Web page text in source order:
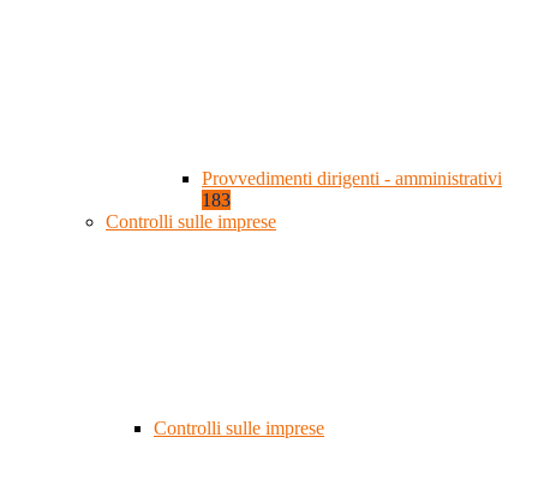
Provvedimenti dirigenti - amministrativi
183
Controlli sulle imprese
Controlli sulle imprese